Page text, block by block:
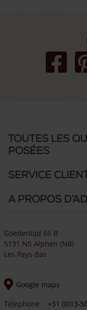
Toutes les
posées
Service
A propos
Goedentijd 66 B
5131 NS Alphen (NB)
Les Pays-Bas
Google maps
Télephone
+31 (0)13-